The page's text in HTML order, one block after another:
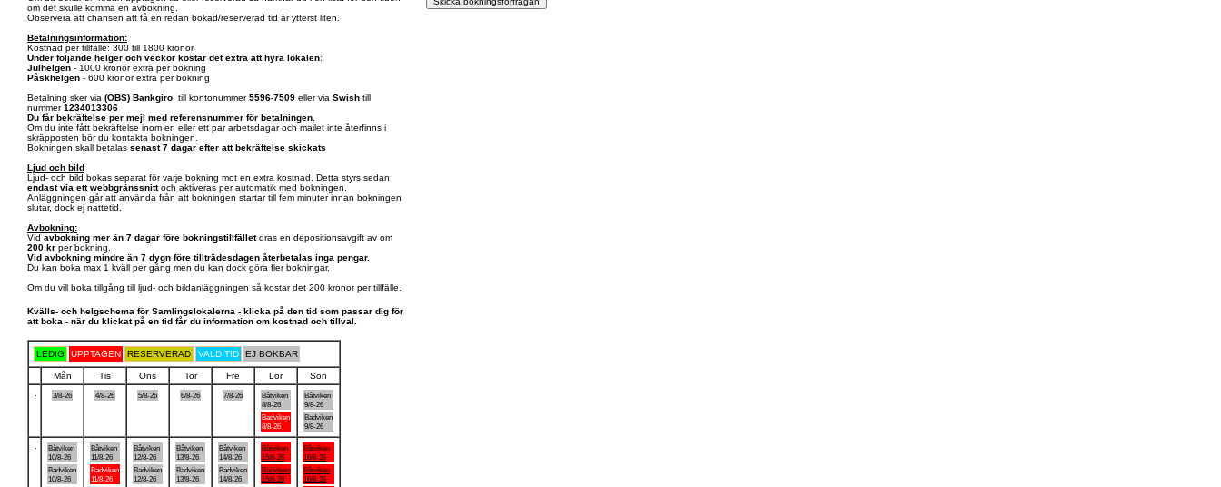
om det skulle komma en avbokning.
Observera att chansen att få en redan bokad/reserverad tid är ytterst liten.
Betalningsinformation:
Kostnad per tillfälle: 300 till 1800 kronor
Under följande helger och veckor kostar det extra att hyra lokalen:
Julhelgen - 1000 kronor extra per bokning
Påskhelgen - 600 kronor extra per bokning
Betalning sker via (OBS) Bankgiro till kontonummer5596-7509 eller via Swish till
nummer1234013306
Du får bekräftelse per mejl med referensnummer för betalningen.
Om du inte fått bekräftelse inom en eller ett par arbetsdagar och mailet inte återfinns i
skräpposten bör du kontakta bokningen.
Bokningen skall betalas senast 7 dagar efter att bekräftelse skickats
Ljud och bild
Ljud- och bild bokas separat för varje bokning mot en extra kostnad. Detta styrs sedan
endast via ett webbgränssnittoch aktiveras per automatik med bokningen.
Anläggningen går att använda från att bokningen startar till fem minuter innan bokningen
slutar, dock ej nattetid.
Avbokning:
Vid avbokning mer än 7 dagar före bokningstillfälletdras en depositionsavgift av om
200 kr per bokning.
Vid avbokning mindre än 7 dygn före tillträdesdagen återbetalas inga pengar.
Du kan boka max 1 kväll per gång men du kan dock göra fler bokningar.
Om du vill boka tillgång till ljud- och bildanläggningen så kostar det 200 kronor per tillfälle.
Kvälls- och helgschema för Samlingslokalerna - klicka på den tid som passar dig för
att boka - när du klickat på en tid får du information om kostnad och tillval.
LEDIG UPPTAGEN RESERVERAD VALD TID EJ BOKBAR
Mån Tis Ons Tor Fre Lör
Sön
3/8-26 4/8-26 5/8-26 6/8-26 7/8-26
Båtviken
8/8-26
Badviken
8/8-26
Båtviken
9/8-26
Badviken
9/8-26
Båtviken
10/8-26
Badviken
10/8-26
Båtviken
11/8-26
Badviken
11/8-26
Båtviken
12/8-26
Badviken
12/8-26
Båtviken
13/8-26
Badviken
13/8-26
Båtviken
14/8-26
Badviken
14/8-26
Båtviken
15/8-26
Badviken
15/8-26
Båtviken
16/8-26
Båtviken
16/8-26